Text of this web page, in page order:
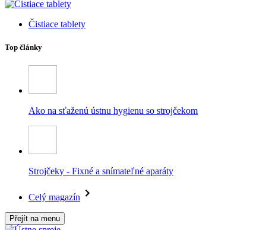
Čistiace tablety
Top články
Ako na sťaženú ústnu hygienu so strojčekom
Strojčeky - Fixné a snímateľné aparáty
Celý magazín
Přejít na menu